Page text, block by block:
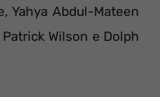
Yahya Abdul-Mateen
Wilson e Dolph